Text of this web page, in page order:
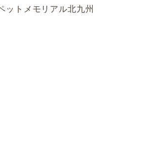
ットメモリアル北九州